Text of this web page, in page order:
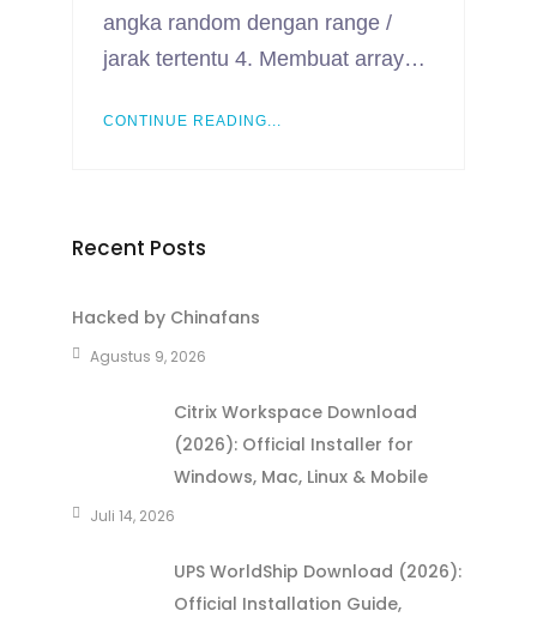
angka random dengan range /
jarak tertentu 4. Membuat array…
CONTINUE READING...
Recent Posts
Hacked by Chinafans
Agustus 9, 2026
Citrix Workspace Download
(2026): Official Installer for
Windows, Mac, Linux & Mobile
Juli 14, 2026
UPS WorldShip Download (2026):
Official Installation Guide,